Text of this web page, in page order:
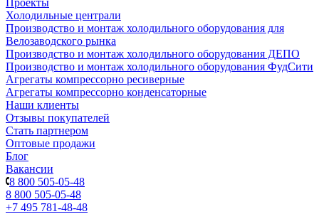
Проекты
Холодильные централи
Производство и монтаж холодильного оборудования для
Велозаводского рынка
Производство и монтаж холодильного оборудования ДЕПО
Производство и монтаж холодильного оборудования ФудСити
Агрегаты компрессорно ресиверные
Агрегаты компрессорно конденсаторные
Наши клиенты
Отзывы покупателей
Стать партнером
Оптовые продажи
Блог
Вакансии
8 800 505-05-48
8 800 505-05-48
+7 495 781-48-48